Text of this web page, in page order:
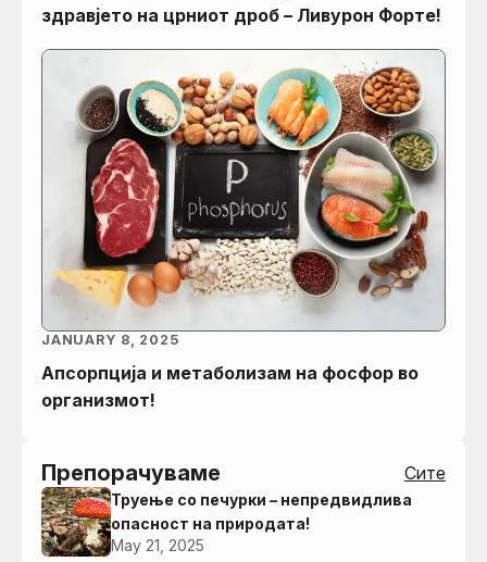
здравјето на црниот дроб – Ливурон Форте!
Апсорпција и метаболизам на фосфор во
организмот!
JANUARY 8, 2025
Препорачуваме Сите
Труење со печурки – непредвидлива
опасност на природата!
May 21, 2025